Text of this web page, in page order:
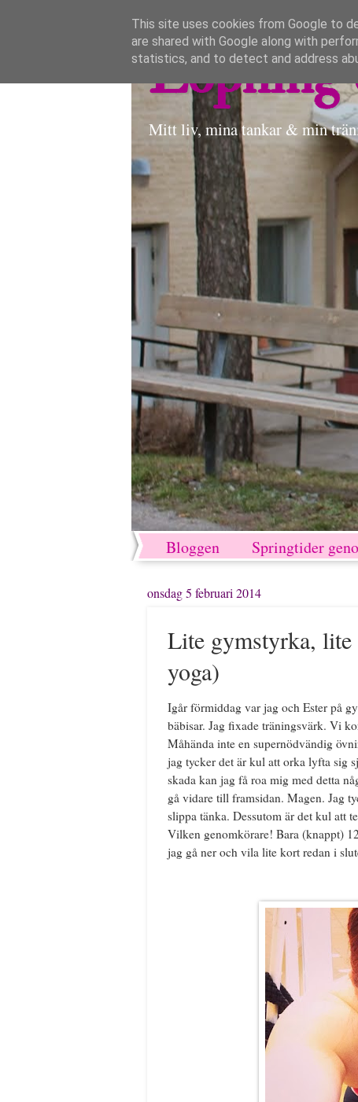
Mitt liv, mina tankar & min
Bloggen Springtider
onsdag 5 februari 2014
Lite gymstyrka,
yoga)
Igår förmiddag var jag och Ester på
bäbisar. Jag fixade träningsvärk. Vi
Måhända inte en supernödvändig
jag tycker det är kul att orka lyfta sig
skada kan jag få roa mig med detta
gå vidare till framsidan. Magen. Jag
slippa tänka. Dessutom är det kul att
Vilken genomkörare! Bara (knappt)
jag gå ner och vila lite kort redan i
This site uses cookies from Google to
are shared with Google along with
statistics, and to detect and address